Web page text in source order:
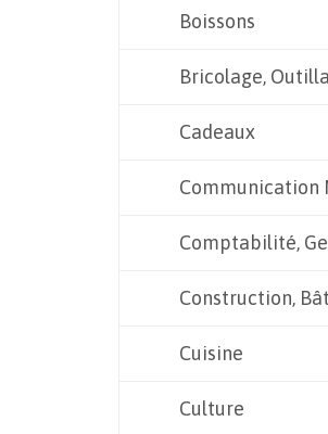
Boissons
Bricolage,
Cadeaux
Communication
Comptabilité,
Construction,
Cuisine
Culture